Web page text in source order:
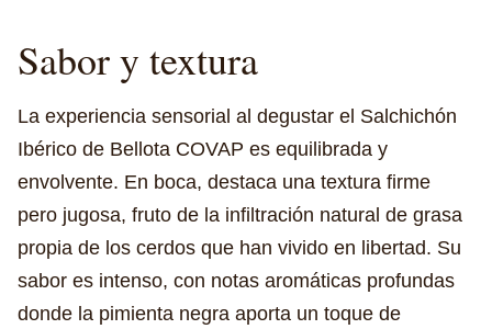
Sabor y textura
La experiencia sensorial al degustar el Salchichón
Ibérico de Bellota COVAP es equilibrada y
envolvente. En boca, destaca una textura firme
pero jugosa, fruto de la infiltración natural de grasa
propia de los cerdos que han vivido en libertad. Su
sabor es intenso, con notas aromáticas profundas
donde la pimienta negra aporta un toque de